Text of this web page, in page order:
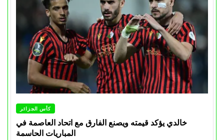
كأس الجزائر
خالدي يؤكد قيمته ويصنع الفارق مع اتحاد العاصمة في
المباريات الحاسمة